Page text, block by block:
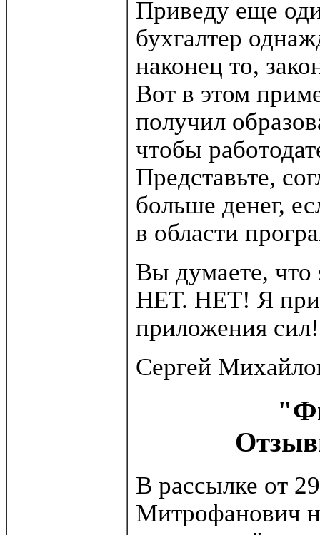
Приведу еще
бухгалтер
наконец то,
Вот в этом
получил
чтобы
Представьте,
больше денег,
в области
Вы думаете,
НЕТ. НЕТ! Я
приложения
Сергей
В рассылке от
Митрофанович